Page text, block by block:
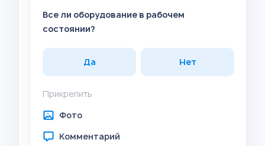
Все ли оборудование в рабочем
состоянии?
Да Нет
Прикрепить
Фото
Комментарий